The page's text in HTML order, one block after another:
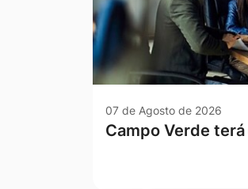
07 de Agosto de 2026
Com a sanção de